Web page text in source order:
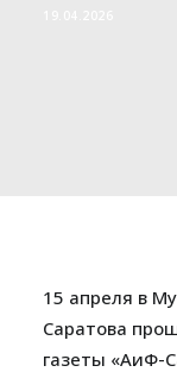
15 апреля в
Саратова
газеты «АиФ-